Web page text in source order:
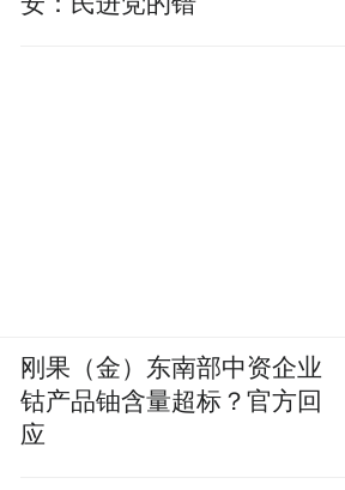
刚果（金）东南部中资企业
钴产品铀含量超标？官方回
应